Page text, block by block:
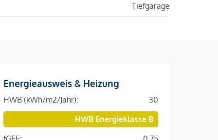
Tiefgarage
Energieausweis & Heizung
HWB (kWh/m2/Jahr):
30
HWB Energieklasse B